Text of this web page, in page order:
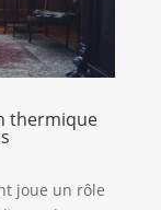
thermique
joue un rôle